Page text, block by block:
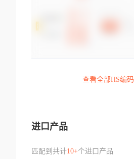
查看全部HS编码
进口产品
匹配到共计10+个进口产品